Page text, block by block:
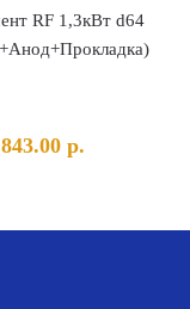
RF 1,3кВт d64
р.
843.00 р..